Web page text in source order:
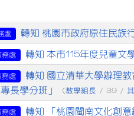
處 轉知 桃園市政府原住民族
務處 轉知 本市115年度兒童文
務處
轉知 國立清華大學辦理教
長學分班」
(教學組長 / 39 /
務處 轉知 「桃園閩南文化創